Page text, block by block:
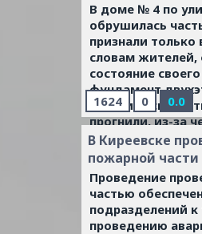
В доме № 4 по
обрушилась
признали только
словам жителей,
состояние
фундамент
начали
прогнили, из-за
обрушилась
никто не
1624 0 0.0
В Киреевске
пожарной части
Проведение
частью
подразделений
проведению